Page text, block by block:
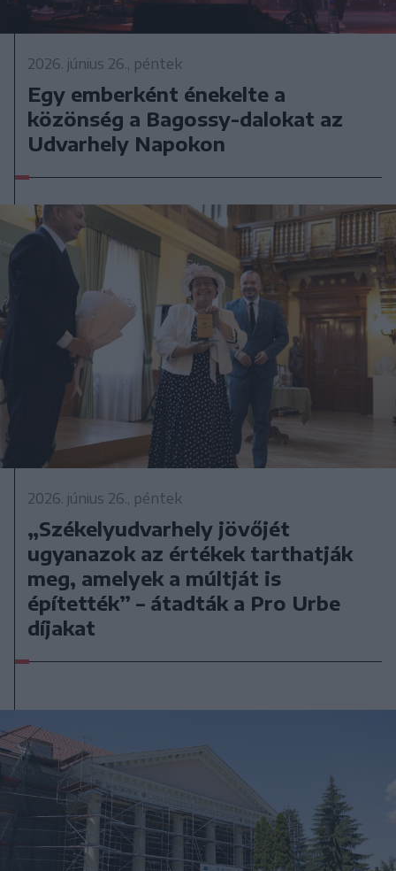
2026. június 26., péntek
Egy emberként énekelte a
közönség a Bagossy-dalokat az
Udvarhely Napokon
2026. június 26., péntek
„Székelyudvarhely jövőjét
ugyanazok az értékek tarthatják
meg, amelyek a múltját is
építették” – átadták a Pro Urbe
díjakat